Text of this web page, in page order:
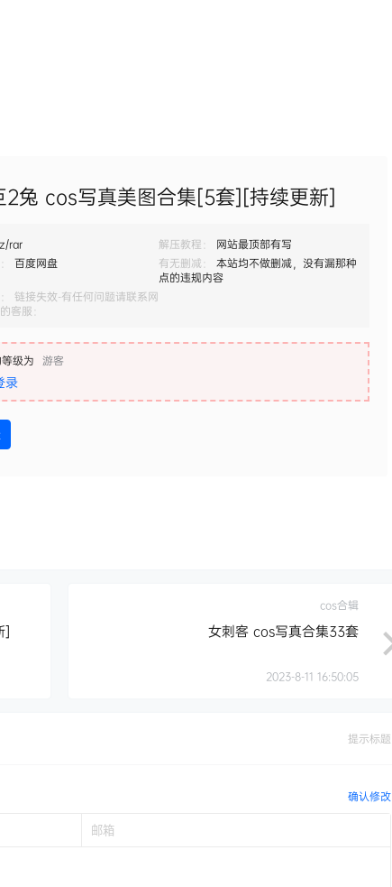
2兔 cos写真美图合集[5套][持续更新]
rar 解压教程：
网站最顶部有写
百度网盘 有无删减：
本站均不做删减，没有漏那种
点的违规内容
链接失效-有任何问题请联系网
客服：
级为 游客
录
]
cos合辑
女刺客 cos写真合集33套
2023-8-11 16:50:05
提示标题
确认修改